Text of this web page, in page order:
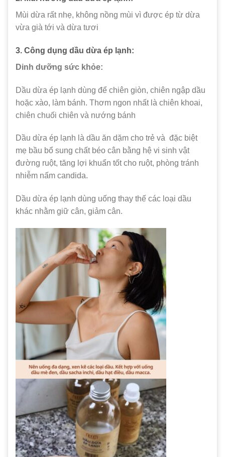
Mùi dừa rất nhẹ, không nồng mùi vì được ép từ dừa
vừa già tới và dừa tươi
3. Công dụng dầu dừa ép lạnh:
Dinh dưỡng sức khỏe:
Dầu dừa ép lạnh dùng để chiên giòn, chiên ngập dầu
hoặc xào, làm bánh. Thơm ngon nhất là chiên khoai,
chiên chuối chiên và nướng bánh
Dầu dừa ép lạnh là dầu ăn dặm cho trẻ và đặc biệt
mẹ bầu bổ sung chất béo cân bằng hệ vi sinh vật
đường ruột, tăng lợi khuẩn tốt cho ruột, phòng tránh
nhiễm nấm candida.
Dầu dừa ép lạnh dùng uống thay thế các loại dầu
khác nhằm giữ cân, giảm cân.